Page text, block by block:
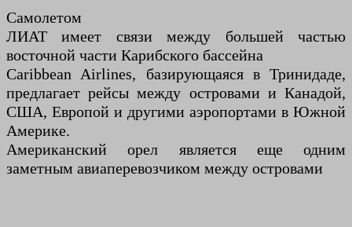
Самолетом
ЛИАТ имеет связи между большей частью
восточной части Карибского бассейна
Caribbean Airlines, базирующаяся в Тринидаде,
предлагает рейсы между островами и Канадой,
США, Европой и другими аэропортами в Южной
Америке.
Американский орел является еще одним
заметным авиаперевозчиком между островами